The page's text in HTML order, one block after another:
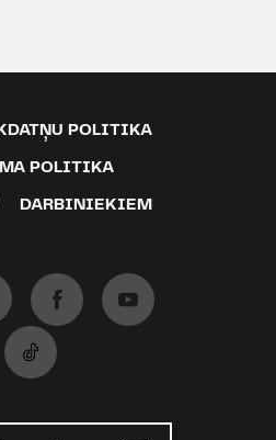
POLITIKA
POLITIKA
DARBINIEKIEM